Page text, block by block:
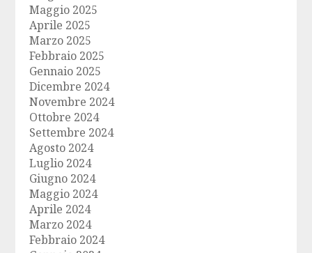
Maggio 2025
Aprile 2025
Marzo 2025
Febbraio 2025
Gennaio 2025
Dicembre 2024
Novembre 2024
Ottobre 2024
Settembre 2024
Agosto 2024
Luglio 2024
Giugno 2024
Maggio 2024
Aprile 2024
Marzo 2024
Febbraio 2024